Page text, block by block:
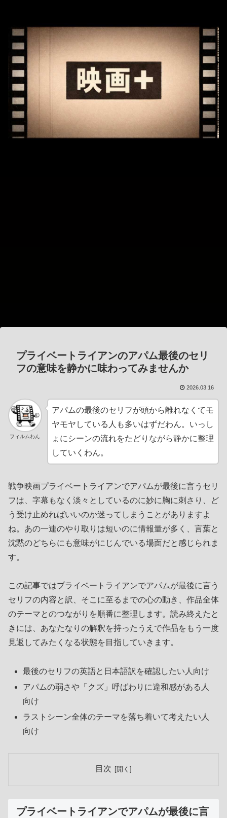
プライベートライアンのアパム最後のセリ
フの意味を静かに味わってみませんか
2026.03.16
フィルムわん
アパムの最後のセリフが頭から離れなくてモ
ヤモヤしている人も多いはずだわん。いっし
ょにシーンの流れをたどりながら静かに整理
していくわん。
戦争映画プライベートライアンでアパムが最後に言うセリ
フは、字幕もなく淡々としているのに妙に胸に刺さり、ど
う受け止めればいいのか迷ってしまうことがありますよ
ね。あの一連のやり取りは短いのに情報量が多く、言葉と
沈黙のどちらにも意味がにじんでいる場面だと感じられま
す。
この記事ではプライベートライアンでアパムが最後に言う
セリフの内容と訳、そこに至るまでの心の動き、作品全体
のテーマとのつながりを順番に整理します。読み終えたと
きには、あなたなりの解釈を持ったうえで作品をもう一度
見返してみたくなる状態を目指していきます。
最後のセリフの英語と日本語訳を確認したい人向け
アパムの弱さや「クズ」呼ばわりに違和感がある人
向け
ラストシーン全体のテーマを落ち着いて考えたい人
向け
目次
プライベートライアンでアパムが最後に言